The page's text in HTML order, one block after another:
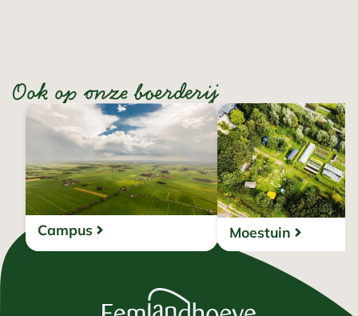
Ook op onze boerderij
Campus Moestuin